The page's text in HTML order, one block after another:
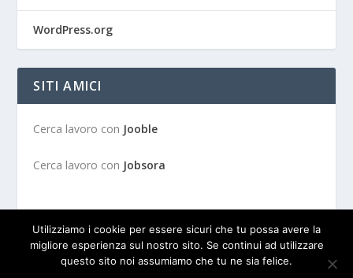
WordPress.org
SITI AMICI
Cerca lavoro con Jooble
Cerca lavoro con Jobsora
Utilizziamo i cookie per essere sicuri che tu possa avere la
migliore esperienza sul nostro sito. Se continui ad utilizzare
questo sito noi assumiamo che tu ne sia felice.